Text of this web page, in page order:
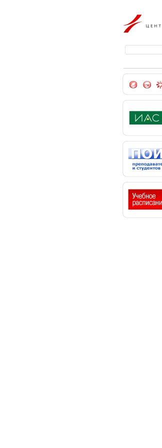
Центр
Сделать
стартовой
На
главнуюв